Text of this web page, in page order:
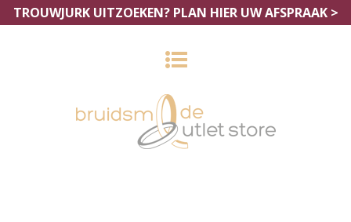
TROUWJURK UITZOEKEN? PLAN HIER UW AFSPRAAK >